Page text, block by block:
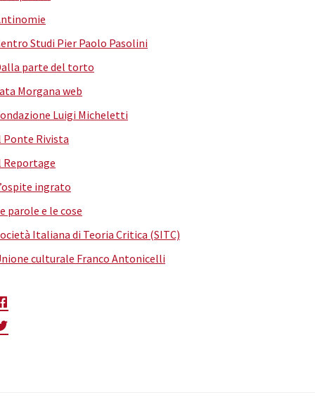
Studi Pier Paolo Pasolini
parte del torto
Morgana web
Luigi Micheletti
Ponte Rivista
Reportage
ingrato
parole e le cose
Italiana di Teoria Critica (SITC)
culturale Franco Antonicelli